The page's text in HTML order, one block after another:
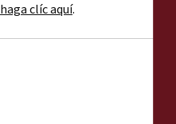
haga clíc aquí.